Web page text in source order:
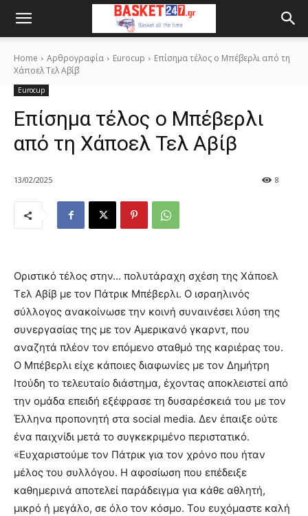
Home Αρθρογραφία Eurocup
Επίσημα τέλος ο Μπέβερλι από τη
Χάποελ Τελ Αβίβ
Eurocup
Επίσημα τέλος ο Μπέβερλι
από τη Χάποελ Τελ Αβίβ
13/02/2025 8
Οριστικό τέλος στην… πολυτάραχη σχέση της Χάποελ
Τελ Αβίβ με τον Πάτρικ Μπέβερλι. Ο ισραηλινός
σύλλογος ανακοίνωσε την κοινή συναινέσει λύση της
συνεργασίας της με τον Αμερικανό γκαρντ, που
αναζητά πλέον τον επόμενο σταθμό της καριέρας του.
Ο Μπέβερλι είχε κάποιες διαφωνίες με τον Δημήτρη
Ιτούδη το τελευταίο διάστημα, έχοντας αποκλειστεί από
την ομάδα επειδή εξέφρασε τη δυσαρέσκειά του με τον
Έλληνα προπονητή στα social media. Δεν έπαιξε ούτε
ένα παιχνίδι μετά το συγκεκριμένο περιστατικό.
«Ευχαριστούμε τον Πάτρικ για τον χρόνο που ήταν
μέλος του συλλόγου. Η αφοσίωση που επέδειξε
καθημερινά αποτελεί παράδειγμα για κάθε αθλητή,
μικρό ή μεγάλο, σε όλο τον κόσμο. Του ευχόμαστε καλή